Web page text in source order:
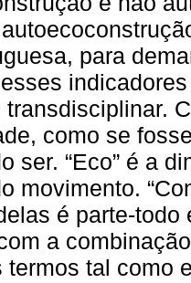
para
transdisciplinar.
como se
ser. “Eco” é a
movimento.
é parte-
a
termos tal como